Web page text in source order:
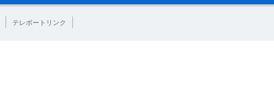
テレボートリンク